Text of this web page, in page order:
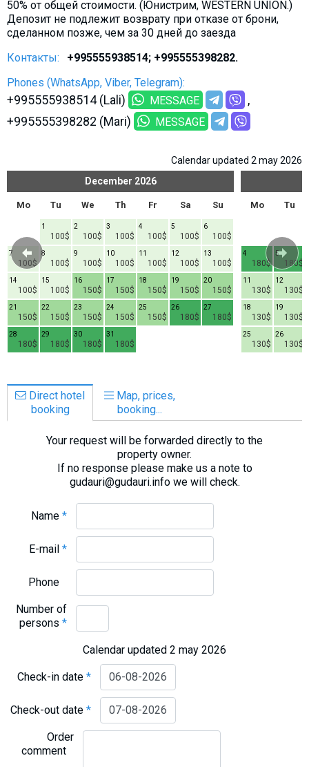
50% от общей стоимости. (Юнистрим, WESTERN UNION.)
Депозит не подлежит возврату при отказе от брони,
сделанном позже, чем за 30 дней до заезда
Контакты:
+995555938514; +995555398282.
Phones (WhatsApp, Viber, Telegram):
+995555938514 (Lali) MESSAGE
+995555398282 (Mari) MESSAGE
Calendar updated 2 may 2026
December 2026
Mo Tu We Th Fr Sa Su
100$
1
100$
2
100$
3
100$
4
100$
5
100$
6
100$
7
100$
8
100$
9
100$
10
100$
11
100$
12
100$
13
100$
14
100$
15
150$
16
150$
17
150$
18
150$
19
150$
20
150$
21
150$
22
150$
23
150$
24
150$
25
180$
26
180$
27
180$
28
180$
29
180$
30
180$
31
Mo Tu
180$
4
180$
5
130$
11
130$
12
130$
18
130$
19
130$
25
130$
26
Direct hotel
booking
Map, prices,
booking...
Your request will be forwarded directly to the
property owner.
If no response please make us a note to
gudauri@gudauri.info we will check.
Name*
E-mail*
Phone
Number of
persons*
Calendar updated 2 may 2026
Check-in date*
Check-out date*
Order
comment